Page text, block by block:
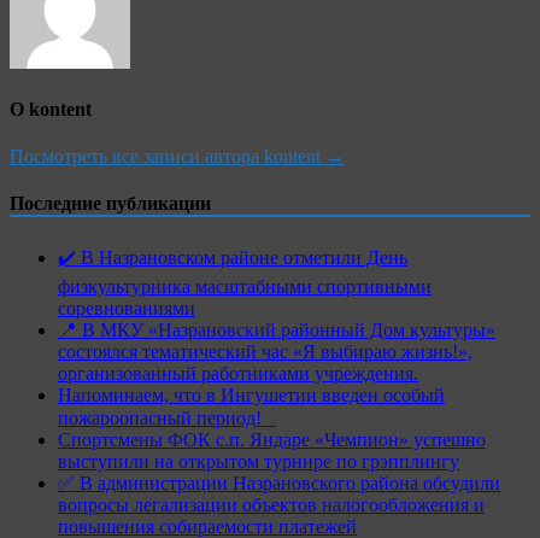
О kontent
Посмотреть все записи автора kontent →
Последние публикации
✔️ В Назрановском районе отметили День
физкультурника масштабными спортивными
соревнованиями
📍 В МКУ «Назрановский районный Дом культуры»
состоялся тематический час «Я выбираю жизнь!»,
организованный работниками учреждения.
Напоминаем, что в Ингушетии введен особый
пожароопасный период!⁣⁣⠀
Спортсмены ФОК с.п. Яндаре «Чемпион» успешно
выступили на открытом турнире по грэпплингу
✅ В администрации Назрановского района обсудили
вопросы легализации объектов налогообложения и
повышения собираемости платежей